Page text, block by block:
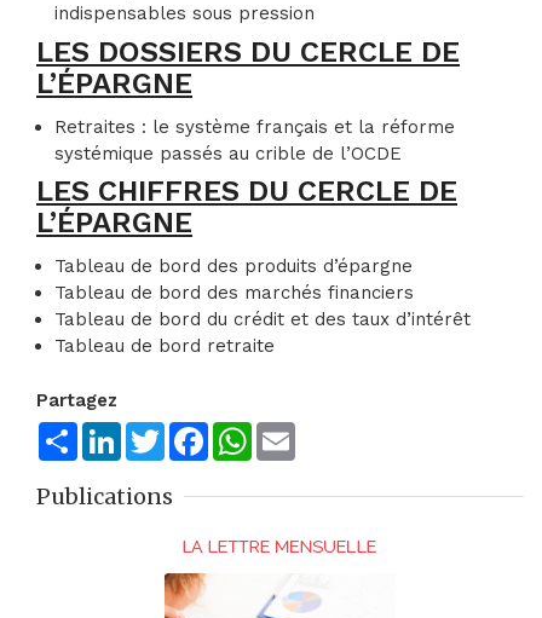
indispensables sous pression
LES DOSSIERS DU CERCLE DE
L’ÉPARGNE
Retraites : le système français et la réforme
systémique passés au crible de l’OCDE
LES CHIFFRES DU CERCLE DE
L’ÉPARGNE
Tableau de bord des produits d’épargne
Tableau de bord des marchés financiers
Tableau de bord du crédit et des taux d’intérêt
Tableau de bord retraite
Partagez
ShareLinkedInTwitterFacebookWhatsApp
Publications